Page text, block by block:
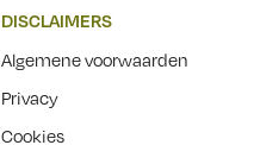
DISCLAIMERS
Algemene voorwaarden
Privacy
Cookies